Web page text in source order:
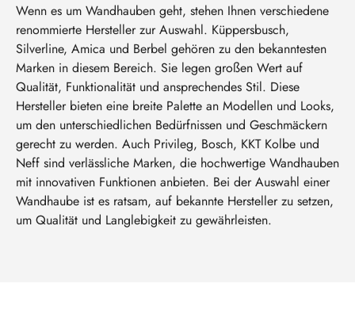
Wenn es um Wandhauben geht, stehen Ihnen verschiedene
renommierte Hersteller zur Auswahl. Küppersbusch,
Silverline, Amica und Berbel gehören zu den bekanntesten
Marken in diesem Bereich. Sie legen großen Wert auf
Qualität, Funktionalität und ansprechendes Stil. Diese
Hersteller bieten eine breite Palette an Modellen und Looks,
um den unterschiedlichen Bedürfnissen und Geschmäckern
gerecht zu werden. Auch Privileg, Bosch, KKT Kolbe und
Neff sind verlässliche Marken, die hochwertige Wandhauben
mit innovativen Funktionen anbieten. Bei der Auswahl einer
Wandhaube ist es ratsam, auf bekannte Hersteller zu setzen,
um Qualität und Langlebigkeit zu gewährleisten.